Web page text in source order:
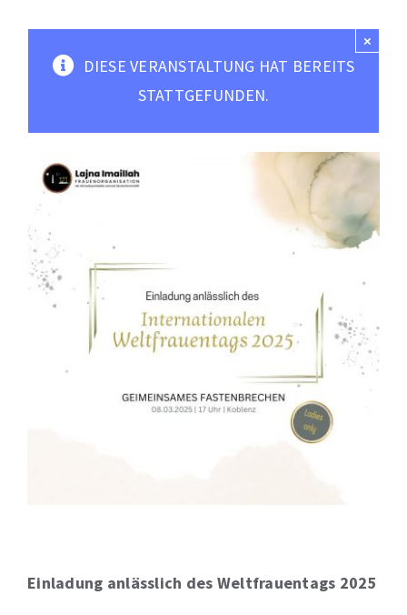
DIESE VERANSTALTUNG HAT BEREITS
STATTGEFUNDEN.
×
Einladung anlässlich des Weltfrauentags 2025